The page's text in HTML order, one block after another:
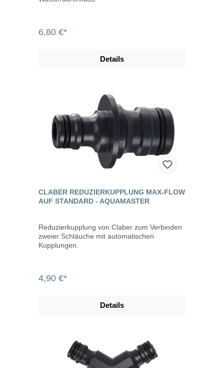
6,80 €*
Details
CLABER REDUZIERKUPPLUNG MAX-FLOW
AUF STANDARD - AQUAMASTER
Reduzierkupplung von Claber zum Verbinden
zweier Schläuche mit automatischen
Kupplungen.
4,90 €*
Details